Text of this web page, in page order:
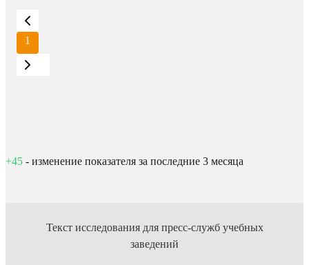
1
+45 - изменение показателя за последние 3 месяца
Текст исследования для пресс-служб учебных
заведений